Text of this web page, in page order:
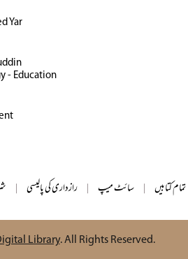
Yar
- Education
| رازداری کی پالیسی | سائٹ میپ | تمام کتابیں
Library. All Rights Reserved.